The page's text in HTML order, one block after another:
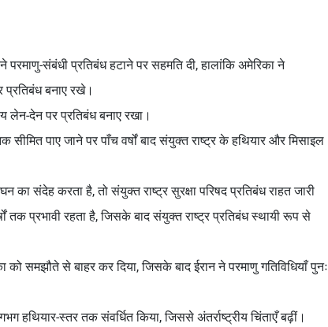
संबंधी प्रतिबंध हटाने पर सहमति दी, हालांकि अमेरिका ने
प्रतिबंध बनाए रखे।
लेन-देन पर प्रतिबंध बनाए रखा।
तक सीमित पाए जाने पर पाँच वर्षों बाद संयुक्त राष्ट्र के हथियार और मिसाइल
का संदेह करता है, तो संयुक्त राष्ट्र सुरक्षा परिषद प्रतिबंध राहत जारी
प्रभावी रहता है, जिसके बाद संयुक्त राष्ट्र प्रतिबंध स्थायी रूप से
को समझौते से बाहर कर दिया, जिसके बाद ईरान ने परमाणु गतिविधियाँ पुनः
हथियार-स्तर तक संवर्धित किया, जिससे अंतर्राष्ट्रीय चिंताएँ बढ़ीं।